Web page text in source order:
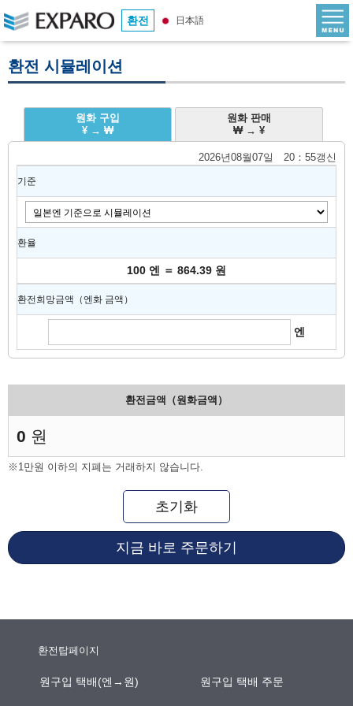
환전 日本語
환전 시뮬레이션
원화 구입
¥ → ₩
원화 판매
₩ → ¥
2026년08월07일 20：55갱신
기준
환율
100 엔 ＝ 864.39 원
환전희망금액（엔화 금액）
엔
환전금액（원화금액）
0 원
※1만원 이하의 지폐는 거래하지 않습니다.
초기화
지금 바로 주문하기
환전탑페이지
원구입 택배(엔→원) 원구입 택배 주문